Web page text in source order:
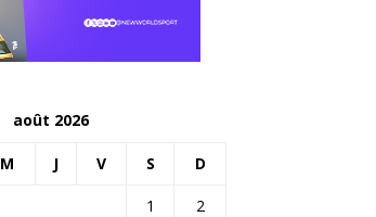
août 2026
M J V S D
1
2